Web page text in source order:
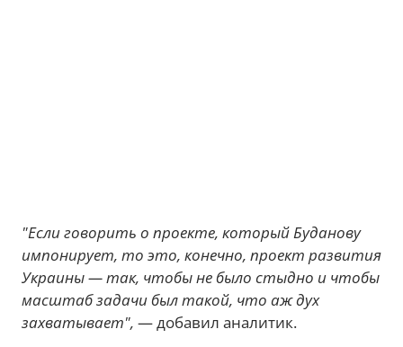
"Если говорить о проекте, который Буданову
импонирует, то это, конечно, проект развития
Украины — так, чтобы не было стыдно и чтобы
масштаб задачи был такой, что аж дух
захватывает", — добавил аналитик.